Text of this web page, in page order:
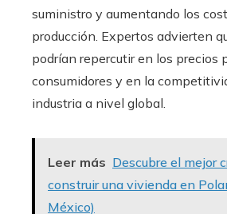
suministro y aumentando los
producción. Expertos advierten
podrían repercutir en los precios
consumidores y en la
industria a nivel global.​
Leer más Descubre el mejor
construir una vivienda en
México)